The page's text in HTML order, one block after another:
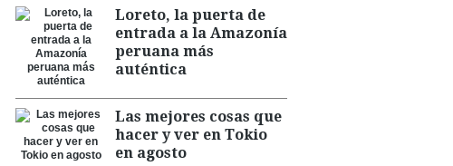
Loreto, la puerta de
entrada a la Amazonía
peruana más
auténtica
Las mejores cosas que
hacer y ver en Tokio
en agosto